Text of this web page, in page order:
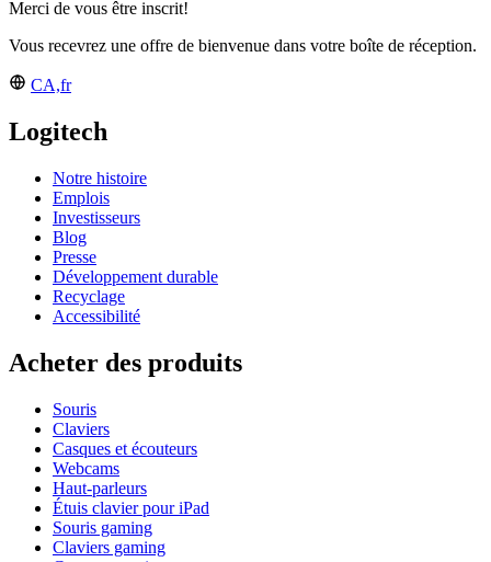
Merci de vous être inscrit!
Vous recevrez une offre de bienvenue dans votre boîte de réception.
CA,fr
Logitech
Notre histoire
Emplois
Investisseurs
Blog
Presse
Développement durable
Recyclage
Accessibilité
Acheter des produits
Souris
Claviers
Casques et écouteurs
Webcams
Haut-parleurs
Étuis clavier pour iPad
Souris gaming
Claviers gaming